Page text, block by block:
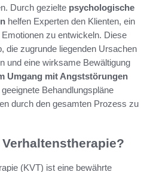
Durch gezielte psychologische
helfen Experten den Klienten, ein
zu entwickeln. Diese
die zugrunde liegenden Ursachen
und eine wirksame Bewältigung
Umgang mit Angststörungen
Behandlungspläne
durch den gesamten Prozess zu
(KVT) ist eine bewährte